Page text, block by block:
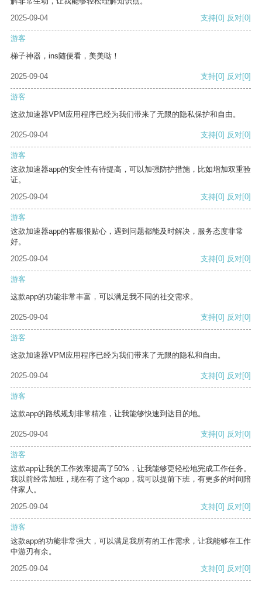
2025-09-04
支持[0] 反对[0]
游客
梯子神器，ins随便看，美美哒！
2025-09-04 支持[0] 反对[0]
游客
这款加速器VPM应用程序已经为我们带来了无限的隐私保护和自由。
2025-09-04 支持[0] 反对[0]
游客
这款加速器app的安全性有待提高，可以加强防护措施，比如增加双重验
证。
2025-09-04
支持[0] 反对[0]
游客
这款加速器app的客服很贴心，遇到问题都能及时解决，服务态度非常
好。
2025-09-04
支持[0] 反对[0]
游客
这款app的功能非常丰富，可以满足我不同的社交需求。
2025-09-04 支持[0] 反对[0]
游客
这款加速器VPM应用程序已经为我们带来了无限的隐私和自由。
2025-09-04 支持[0] 反对[0]
游客
这款app的路线规划非常精准，让我能够快速到达目的地。
2025-09-04 支持[0] 反对[0]
游客
这款app让我的工作效率提高了50%，让我能够更轻松地完成工作任务。
我以前经常加班，现在有了这个app，我可以提前下班，有更多的时间陪
伴家人。
2025-09-04
支持[0] 反对[0]
游客
这款app的功能非常强大，可以满足我所有的工作需求，让我能够在工作
中游刃有余。
2025-09-04
支持[0] 反对[0]